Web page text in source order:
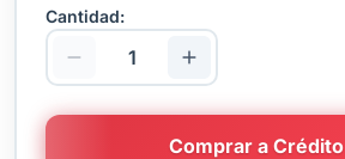
Cantidad:
Comprar a Crédito